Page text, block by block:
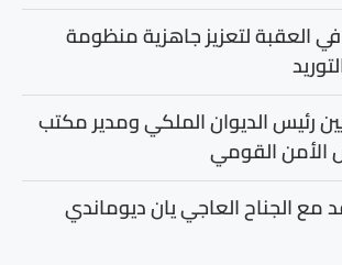
العقبة لتعزيز جاهزية منظومة
رئيس الديوان الملكي ومدير مكتب
القومي
مع الجناح العاجي يان ديوماندي